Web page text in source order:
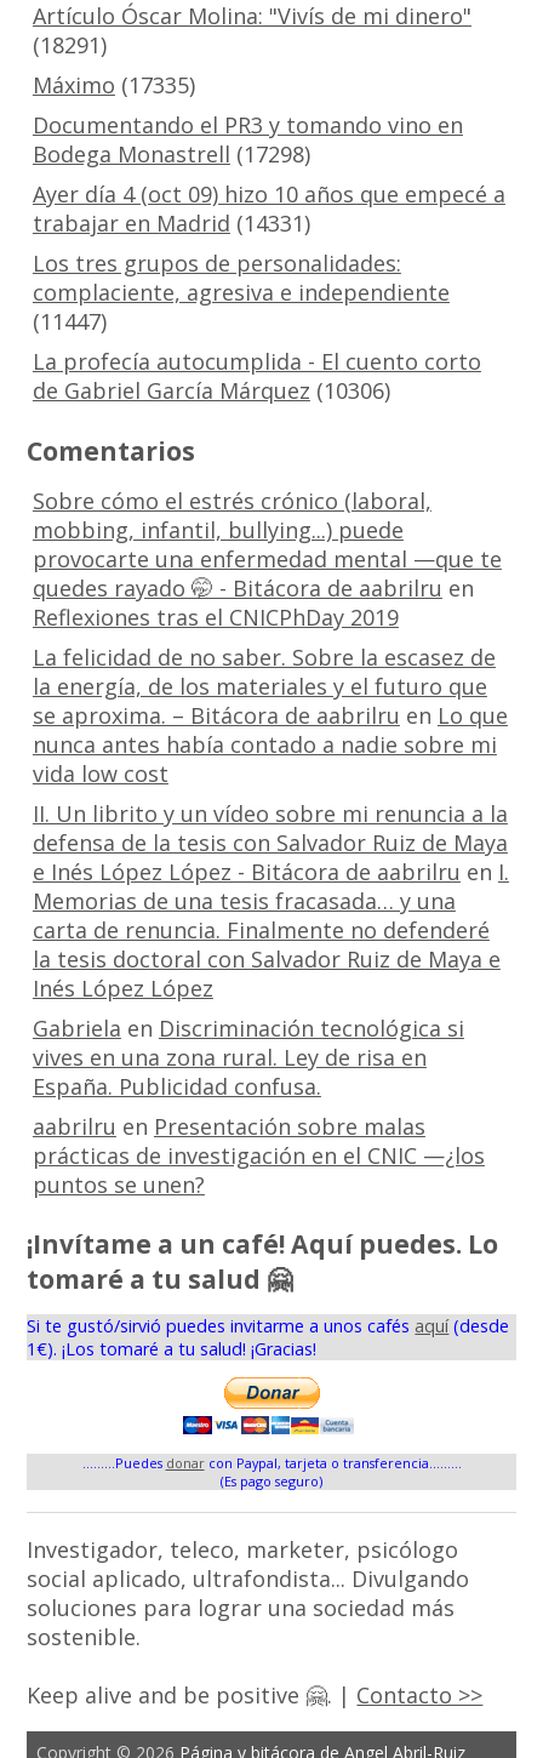
Artículo Óscar Molina: "Vivís de mi dinero"
(18291)
Máximo (17335)
Documentando el PR3 y tomando vino en
Bodega Monastrell (17298)
Ayer día 4 (oct 09) hizo 10 años que empecé a
trabajar en Madrid (14331)
Los tres grupos de personalidades:
complaciente, agresiva e independiente
(11447)
La profecía autocumplida - El cuento corto
de Gabriel García Márquez (10306)
Comentarios
Sobre cómo el estrés crónico (laboral,
mobbing, infantil, bullying...) puede
provocarte una enfermedad mental —que te
quedes rayado 🤭 - Bitácora de aabrilru en
Reflexiones tras el CNICPhDay 2019
La felicidad de no saber. Sobre la escasez de
la energía, de los materiales y el futuro que
se aproxima. – Bitácora de aabrilru en Lo que
nunca antes había contado a nadie sobre mi
vida low cost
II. Un librito y un vídeo sobre mi renuncia a la
defensa de la tesis con Salvador Ruiz de Maya
e Inés López López - Bitácora de aabrilru en I.
Memorias de una tesis fracasada… y una
carta de renuncia. Finalmente no defenderé
la tesis doctoral con Salvador Ruiz de Maya e
Inés López López
Gabriela en Discriminación tecnológica si
vives en una zona rural. Ley de risa en
España. Publicidad confusa.
aabrilru en Presentación sobre malas
prácticas de investigación en el CNIC —¿los
puntos se unen?
¡Invítame a un café! Aquí puedes. Lo
tomaré a tu salud 🤗
Si te gustó/sirvió puedes invitarme a unos cafés aquí(desde
1€). ¡Los tomaré a tu salud! ¡Gracias!
.........Puedes donarcon Paypal, tarjeta o transferencia.........
(Es pago seguro)
Investigador, teleco, marketer, psicólogo
social aplicado, ultrafondista... Divulgando
soluciones para lograr una sociedad más
sostenible.
Keep alive and be positive 🤗. | Contacto >>
Copyright © 2026 Página y bitácora de Angel Abril-Ruiz